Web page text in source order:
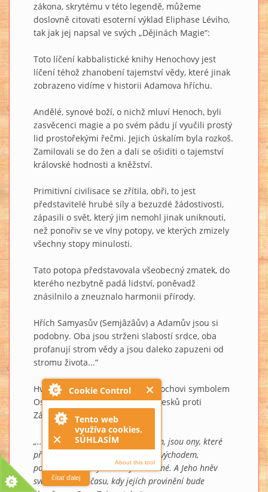
Cookie Control
Tento web
využíva cookies.
SÚHLASÍM
About this tool
čítať ďalej
zákona, skrytému v této legendě, můžeme
doslovně citovati esoterní výklad Eliphase Léviho,
tak jak jej napsal ve svých „Dějinách Magie“:
Toto líčení kabbalistické knihy Henochovy jest
líčení téhož zhanobení tajemství vědy, které jinak
zobrazeno vidíme v historii Adamova hříchu.
Andělé, synové boží, o nichž mluví Henoch, byli
zasvěcenci magie a po svém pádu jí vyučili prostý
lid prostořekými řečmi. Jejich úskalím byla rozkoš.
Zamilovali se do žen a dali se ošiditi o tajemství
královské hodnosti a kněžství.
Primitivní civilisace se zřítila, obři, to jest
představitelé hrubé síly a bezuzdé žádostivosti,
zápasili o svět, který jim nemohl jinak uniknouti,
než ponořiv se ve vlny potopy, ve kterých zmizely
všechny stopy minulosti.
Tato potopa představovala všeobecný zmatek, do
kterého nezbytně padá lidství, poněvadž
znásilnilo a zneuznalo harmonii přírody.
Hřích Samyasův (Semjâzâův) a Adamův jsou si
podobny. Oba jsou strženi slabostí srdce, oba
profanují strom vědy a jsou daleko zapuzeni od
stromu života...“
Hvězdy našeho kosmu jsou Henochovi symbolem
Osudu, jenž jest výsledkem poklesků proti
Zákonu:
„... A hvězdy, jež se točí nad ohněm, jsou ony, které
přestoupily zákon boží před svým východem,
poněvadž nepřišly v době jim určené. A Jeho hněv
svázal je až do času, kdy jejích provinění bude